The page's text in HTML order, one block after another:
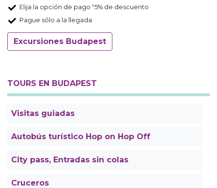
Elija la opción de pago "5% de descuento
Pague sólo a la llegada
Excursiones Budapest
TOURS EN BUDAPEST
Visitas guiadas
Autobús turístico Hop on Hop Off
City pass, Entradas sin colas
Cruceros